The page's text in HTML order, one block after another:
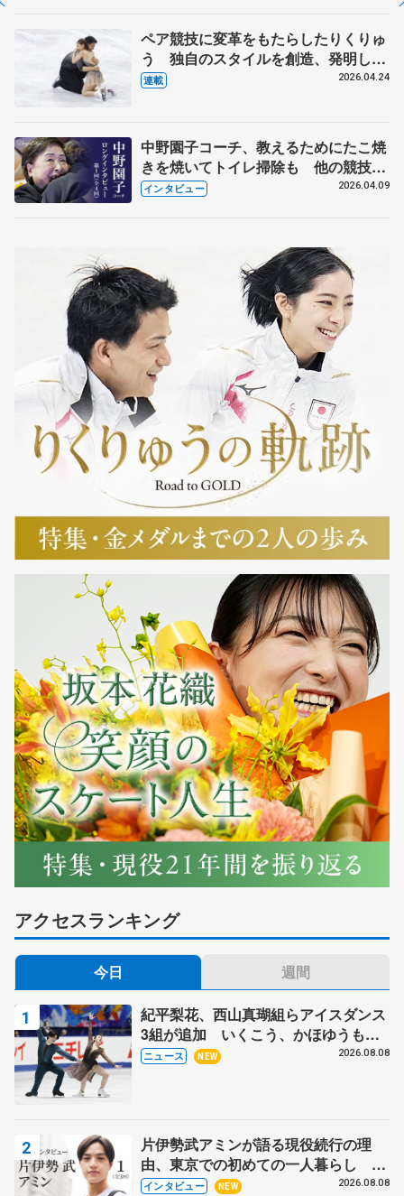
ペア競技に変革をもたらしたりくりゅ
う 独自のスタイルを創造、発明した
【引退発表後②】
連載 2026.04.24
中野園子コーチ、教えるためにたこ焼
きを焼いてトイレ掃除も 他の競技に
も通用するという坂本花織の筋肉
インタビュー 2026.04.09
アクセスランキング
今日 週間
紀平梨花、西山真瑚組らアイスダンス
3組が追加 いくこう、かほゆうも、
木下グループ杯
ニュース NEW 2026.08.08
片伊勢武アミンが語る現役続行の理
由、東京での初めての一人暮らし 注
目スケーターの「今」に迫る
インタビュー NEW 2026.08.08